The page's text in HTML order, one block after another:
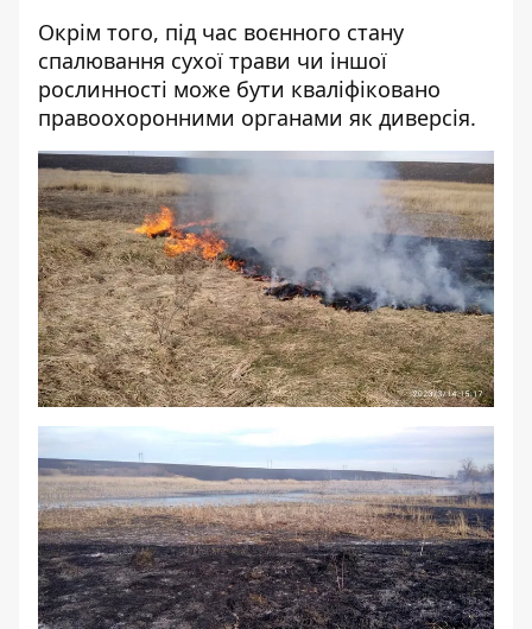
Окрім того, під час воєнного стану
спалювання сухої трави чи іншої
рослинності може бути кваліфіковано
правоохоронними органами як диверсія.